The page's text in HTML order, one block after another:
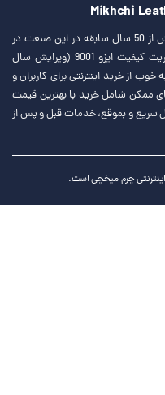
برند میخچی به عنوان پیشرو در صنعت چرم با بیش از 50 سال سابقه در این صنعت در
راستای پیاده‌سازی استانداردهای بین المللی مدیریت کیفیت ایزو 9001 (ویرایش سال
خوب از خرید اینترنتی برای کاربران و
ممکن شامل خرید با بهترین قیمت
سریع و بموقع، خدمات قبل و پس از
چرم میخچی است.